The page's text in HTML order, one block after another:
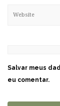
Salvar meus
eu comentar.